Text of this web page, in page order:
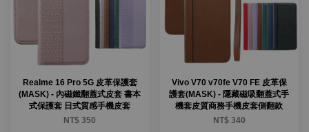
Realme 16 Pro 5G 皮革保護套
(MASK) - 內磁鐵翻蓋式皮套 書本
式保護套 日式質感手機皮套
NT$ 350
Vivo V70 v70fe V70 FE 皮革保
護套(MASK) - 隱藏磁吸翻蓋式手
機套皮質商務手機皮套側翻款
NT$ 340